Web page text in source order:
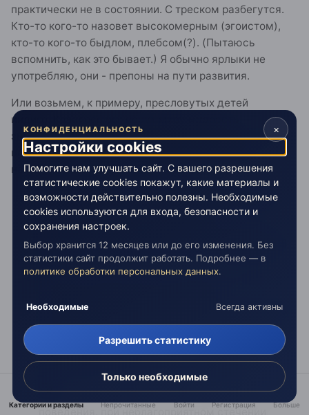
практически не в состоянии. С треском разбегутся.
Кто-то кого-то назовет высокомерным (эгоистом),
кто-то кого-то быдлом, плебсом(?). (Пытаюсь
вспомнить, как это бывает.) Я обычно ярлыки не
употребляю, они - препоны на пути развития.
Или возьмем, к примеру, пресловутых детей
индиго. Казалось бы, несут миру мудрость,
знание. Но хоть существование детей-индиго наука
подтверждать не хочет, однако ж в википедии
найдем определение их качеств (с):
асоциальность, низкая коммуникабельность,
склонность замыкаться в себе[5];
самоуважение,индивидуализм
подчиняться другим, неприятиеавторитетов
[3];
большой творческий потенциал в сочетании с
склонность приобретать знания
эмпирическим
путём; интерес к далёким друг от друга
[11];
неусидчивость, энергичность,дефицит
;
импульсивность, резкие перепады настроения и
поведения, при неблагоприятном стечении
Категории и разделы Непрочитанные Войти Регистрация Больше
×
КОНФИДЕНЦИАЛЬНОСТЬ
Настройки cookies
Помогите нам улучшать сайт. С вашего разрешения
статистические cookies покажут, какие материалы и
возможности действительно полезны. Необходимые
cookies используются для входа, безопасности и
сохранения настроек.
Выбор хранится 12 месяцев или до его изменения. Без
статистики сайт продолжит работать. Подробнее — в
политике обработки персональных данных.
Необходимые Всегда активны
Разрешить статистику
Только необходимые